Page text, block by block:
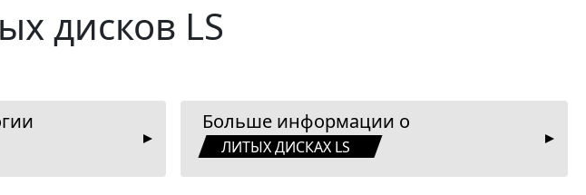
дисков LS
Больше информации о
ЛИТЫХ ДИСКАХ LS